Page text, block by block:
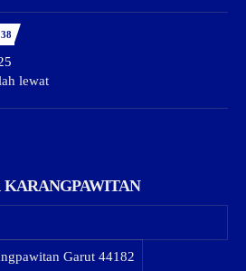
lewat
KARANGPAWITAN
Garut 44182